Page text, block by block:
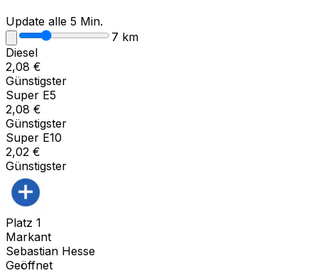
Update alle 5 Min.
7 km
Diesel
2,08 €
Günstigster
Super E5
2,08 €
Günstigster
Super E10
2,02 €
Günstigster
Platz 1
Markant
Sebastian Hesse
Geöffnet